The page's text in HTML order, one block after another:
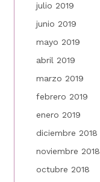
julio 2019
junio 2019
mayo 2019
abril 2019
marzo 2019
febrero 2019
enero 2019
diciembre 2018
noviembre 2018
octubre 2018